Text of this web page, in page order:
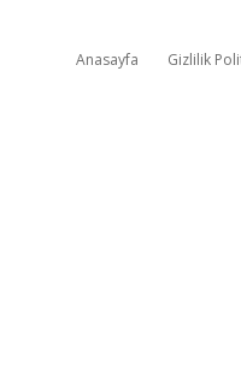
Anasayfa Gizlilik